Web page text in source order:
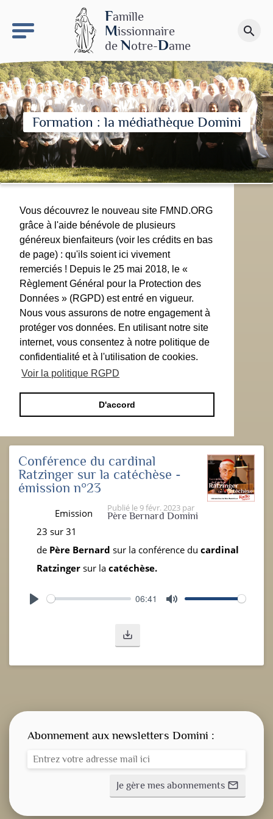
Famille
Missionnaire
de Notre-Dame
search
Faire un don
Formation : la médiathèque Domini
Vous découvrez le nouveau site FMND.ORG
grâce à l'aide bénévole de plusieurs
généreux bienfaiteurs (voir les crédits en bas
de page) : qu'ils soient ici vivement
remerciés ! Depuis le 25 mai 2018, le «
Règlement Général pour la Protection des
Données » (RGPD) est entré en vigueur.
Nous vous assurons de notre engagement à
protéger vos données. En utilisant notre site
internet, vous consentez à notre politique de
confidentialité et à l'utilisation de cookies.
Voir la politique RGPD
D'accord
Conférence du cardinal
Ratzinger sur la catéchèse -
émission n°23
Publié le 9 févr. 2023 par
Père Bernard Domini
Emission
23 sur 31
de Père Bernard sur la conférence du cardinal
Ratzinger sur la catéchèse.
06:41
save_alt
Abonnement aux newsletters Domini :
Je gère mes abonnements mail_outline